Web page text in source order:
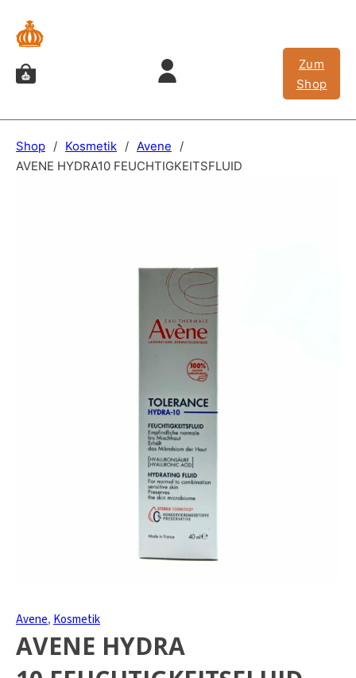
Zum
Shop
Shop / Kosmetik / Avene
/
AVENE HYDRA10 FEUCHTIGKEITSFLUID
Avene, Kosmetik
AVENE HYDRA